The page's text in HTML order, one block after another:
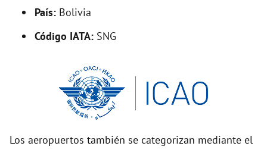
País: Bolivia
Código IATA: SNG
Los aeropuertos también se categorizan mediante el